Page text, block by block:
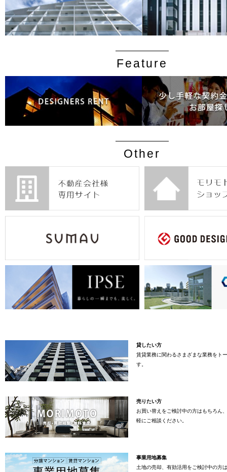
Feature
Other
貸したい方
賃貸業務に関わるさまざまな業務をト
す。
売りたい方
お買い替えをご検討中の方はもちろん
軽にご相談ください。
事業用地募集
土地の売却、有効活用をご検討中の方